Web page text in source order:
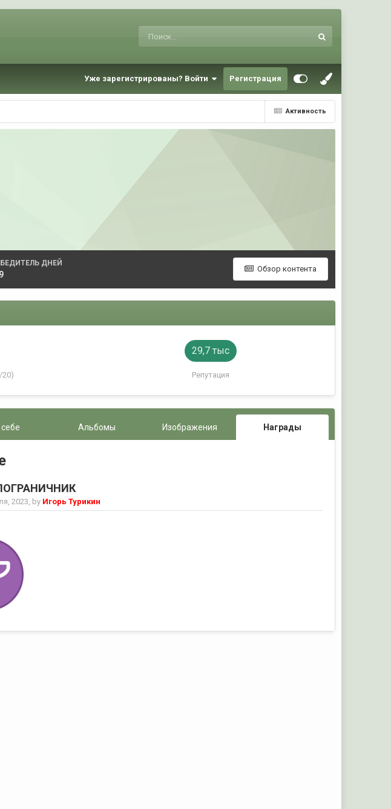
Уже зарегистрированы? Войти Регистрация
Активность
Обзор контента
ДНЕЙ
20)
29,7 тыс
Репутация
Альбомы Изображения Награды
2023, by Игорь Турикин